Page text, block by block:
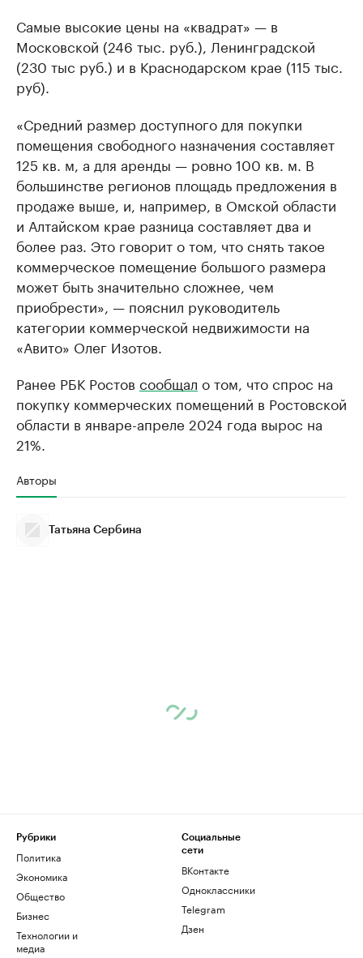
Самые высокие цены на «квадрат» — в
Московской (246 тыс. руб.), Ленинградской
(230 тыс руб.) и в Краснодарском крае (115 тыс.
руб).
«Средний размер доступного для покупки
помещения свободного назначения составляет
125 кв. м, а для аренды — ровно 100 кв. м. В
большинстве регионов площадь предложения в
продаже выше, и, например, в Омской области
и Алтайском крае разница составляет два и
более раз. Это говорит о том, что снять такое
коммерческое помещение большого размера
может быть значительно сложнее, чем
приобрести», — пояснил руководитель
категории коммерческой недвижимости на
«Авито» Олег Изотов.
Ранее РБК Ростов сообщал о том, что спрос на
покупку коммерческих помещений в Ростовской
области в январе-апреле 2024 года вырос на
21%.
Авторы
Татьяна Сербина
Рубрики
Политика
Экономика
Общество
Бизнес
Технологии и
медиа
Социальные
сети
ВКонтакте
Одноклассники
Telegram
Дзен